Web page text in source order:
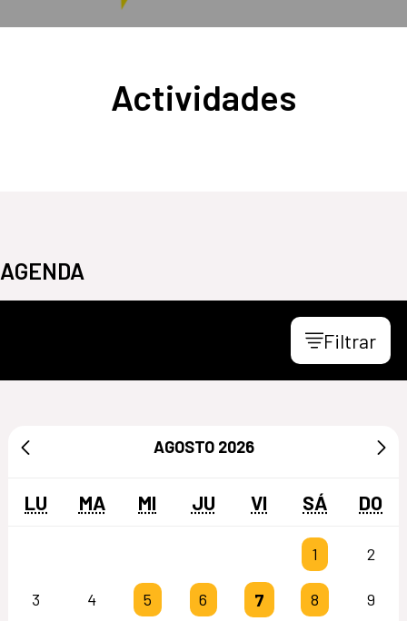
Actividades
AGENDA
Filtrar
AGOSTO 2026
LU MA MI JU VI SÁ DO
1 2
3 4 5 6 7 8 9